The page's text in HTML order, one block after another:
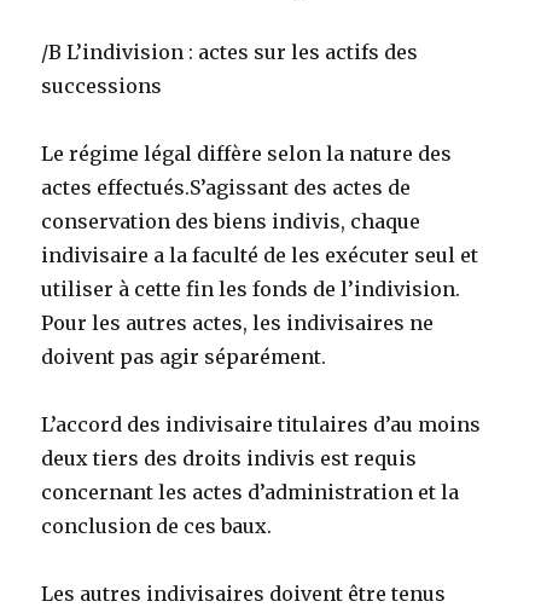
/B L’indivision : actes sur les actifs des
successions
Le régime légal diffère selon la nature des
actes effectués.S’agissant des actes de
conservation des biens indivis, chaque
indivisaire a la faculté de les exécuter seul et
utiliser à cette fin les fonds de l’indivision.
Pour les autres actes, les indivisaires ne
doivent pas agir séparément.
L’accord des indivisaire titulaires d’au moins
deux tiers des droits indivis est requis
concernant les actes d’administration et la
conclusion de ces baux.
Les autres indivisaires doivent être tenus